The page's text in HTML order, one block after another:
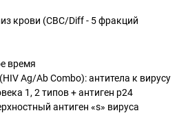
крови (CBC/Diff - 5 фракций
время
Ag/Ab Combo): антитела к вирусу
1, 2 типов + антиген p24
антиген «s» вируса